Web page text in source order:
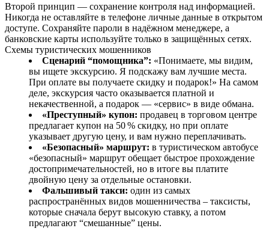
Второй принцип — сохранение контроля над информацией.
Никогда не оставляйте в телефоне личные данные в открытом
доступе. Сохраняйте пароли в надёжном менеджере, а
банковские карты используйте только в защищённых сетях.
Схемы туристических мошенников
Сценарий “помощника”: «Понимаете, мы видим,
вы ищете экскурсию. Я подскажу вам лучшие места.
При оплате вы получаете скидку и подарок!» На самом
деле, экскурсия часто оказывается платной и
некачественной, а подарок — «сервис» в виде обмана.
«Преступный» купон: продавец в торговом центре
предлагает купон на 50 % скидку, но при оплате
указывает другую цену, и вам нужно переплачивать.
«Безопасный» маршрут: в туристическом автобусе
«безопасный» маршрут обещает быстрое прохождение
достопримечательностей, но в итоге вы платите
двойную цену за отдельные остановки.
Фальшивый такси: один из самых
распространённых видов мошенничества – таксисты,
которые сначала берут высокую ставку, а потом
предлагают “смешанные” цены.